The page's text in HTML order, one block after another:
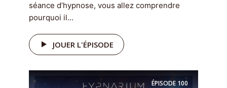
séance d’hypnose, vous allez comprendre
pourquoi il...
JOUER L'ÉPISODE
ÉPISODE100